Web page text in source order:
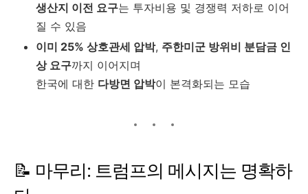
생산지 이전 요구는 투자비용 및 경쟁력 저하로 이어
질 수 있음
이미 25% 상호관세 압박, 주한미군 방위비 분담금 인
상 요구까지 이어지며
한국에 대한 다방면 압박이 본격화되는 모습
📝 마무리: 트럼프의 메시지는 명확하